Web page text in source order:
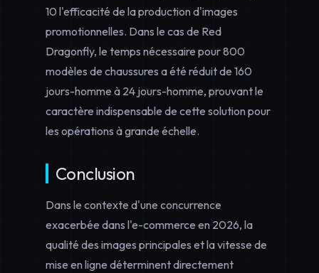
10 l'efficacité de la production d'images
promotionnelles. Dans le cas de Red
Dragonfly, le temps nécessaire pour 800
modèles de chaussures a été réduit de 160
jours-homme à 24 jours-homme, prouvant le
caractère indispensable de cette solution pour
les opérations à grande échelle.
Conclusion
Dans le contexte d'une concurrence
exacerbée dans l'e-commerce en 2026, la
qualité des images principales et la vitesse de
mise en ligne déterminent directement